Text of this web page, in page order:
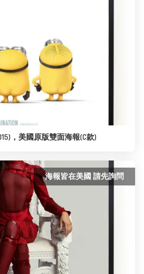
，美國原版雙面海報(C款)
海報皆在美國 請先詢問